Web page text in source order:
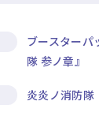
ブースターパ
隊 参ノ章』
炎炎ノ消防隊